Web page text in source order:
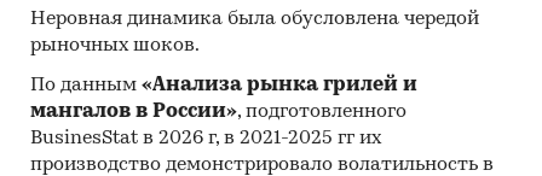
Неровная динамика была обусловлена чередой
рыночных шоков.
По данным «Анализа рынка грилей и
мангалов в России», подготовленного
BusinesStat в 2026 г, в 2021-2025 гг их
производство демонстрировало волатильность в